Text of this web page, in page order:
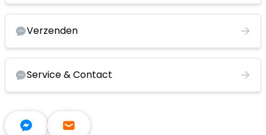
Verzenden
Service & Contact